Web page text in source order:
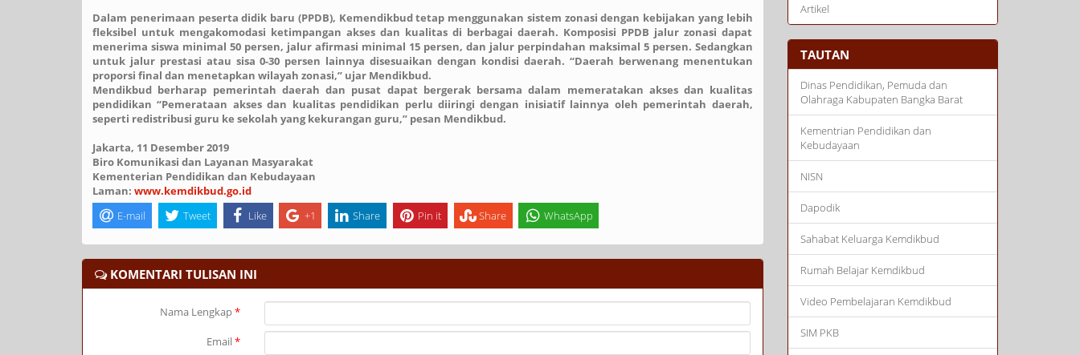
Dalam penerimaan peserta didik baru (PPDB), Kemendikbud tetap menggunakan sistem zonasi dengan kebijakan yang lebih
fleksibel untuk mengakomodasi ketimpangan akses dan kualitas di berbagai daerah. Komposisi PPDB jalur zonasi dapat
menerima siswa minimal 50 persen, jalur afirmasi minimal 15 persen, dan jalur perpindahan maksimal 5 persen. Sedangkan
untuk jalur prestasi atau sisa 0-30 persen lainnya disesuaikan dengan kondisi daerah. “Daerah berwenang menentukan
proporsi final dan menetapkan wilayah zonasi,” ujar Mendikbud.
Mendikbud berharap pemerintah daerah dan pusat dapat bergerak bersama dalam memeratakan akses dan kualitas
pendidikan “Pemerataan akses dan kualitas pendidikan perlu diiringi dengan inisiatif lainnya oleh pemerintah daerah,
seperti redistribusi guru ke sekolah yang kekurangan guru,” pesan Mendikbud.
Jakarta, 11 Desember 2019
Biro Komunikasi dan Layanan Masyarakat
Kementerian Pendidikan dan Kebudayaan
Laman: www.kemdikbud.go.id
E-mail
Tweet Like +1 Share Pin it Share WhatsApp
KOMENTARI TULISAN INI
Nama Lengkap*
Email*
Artikel
TAUTAN
Dinas Pendidikan, Pemuda dan
Olahraga Kabupaten Bangka Barat
Kementrian Pendidikan dan
Kebudayaan
NISN
Dapodik
Sahabat Keluarga Kemdikbud
Rumah Belajar Kemdikbud
Video Pembelajaran Kemdikbud
SIM PKB